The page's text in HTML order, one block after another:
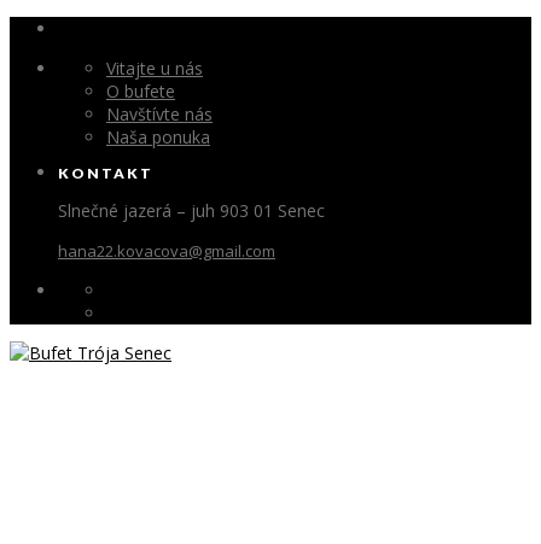
Vitajte u nás
O bufete
Navštívte nás
Naša ponuka
KONTAKT
Slnečné jazerá – juh 903 01 Senec
hana22.kovacova@gmail.com